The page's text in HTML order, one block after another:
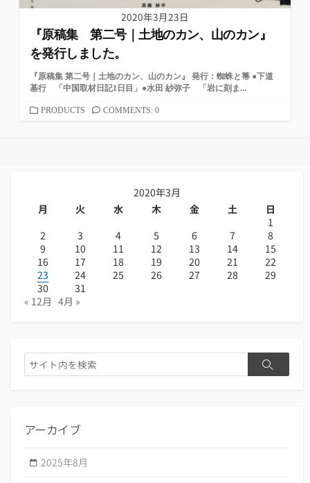
2020年3月23日
『原稿集 第二号｜土地のカン、山のカン』
を発行しました。
『原稿集 第二号｜土地のカン、山のカン』 発行：蜘蛛と箒 ●下道
基行 「中国取材日記1日目」●水田 紗弥子 「岩に刻ま...
カPRODUCTS COMMENTS: 0
2020年3月
月
火 水 木 金 土
日
1
2
3 4 5 6 7
8
9
10 11 12 13 14
15
16
17 18 19 20 21
22
23
24 25 26 27 28
29
30
31
« 12月 4月 »
検
索
検
アーカイブ
2025年8月